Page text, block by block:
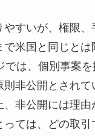
やすいが、権限、
で米国と同じとは
では、個別事案
則非公開とされ
、非公開には理由
っては、どの取引